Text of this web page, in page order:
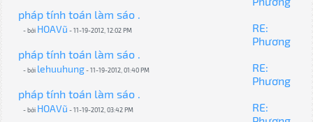
pháp tính toán làm sáo .
- bởi HOAVũ - 11-19-2012, 12:02 PM
RE:
Phương
pháp tính toán làm sáo .
- bởi lehuuhung- 11-19-2012, 01:40 PM
RE:
Phương
pháp tính toán làm sáo .
- bởi HOAVũ - 11-19-2012, 03:42 PM
RE: